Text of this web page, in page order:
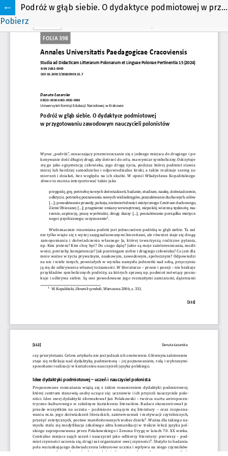
Podróż w głąb siebie. O dydaktyce podmiotowej w przygotowaniu zawodowym nauczycieli polonistów
Pobierz